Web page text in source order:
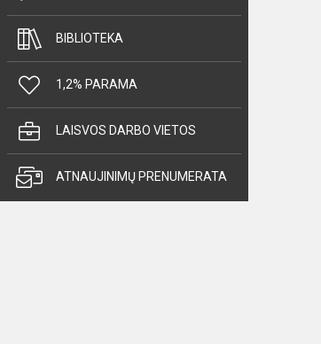
BIBLIOTEKA
1,2% PARAMA
LAISVOS DARBO VIETOS
ATNAUJINIMŲ PRENUMERATA